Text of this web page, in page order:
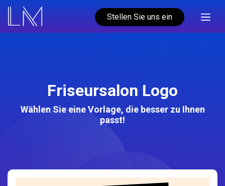
Stellen Sie uns ein
Friseursalon Logo
Wählen Sie eine Vorlage, die besser zu Ihnen
passt!